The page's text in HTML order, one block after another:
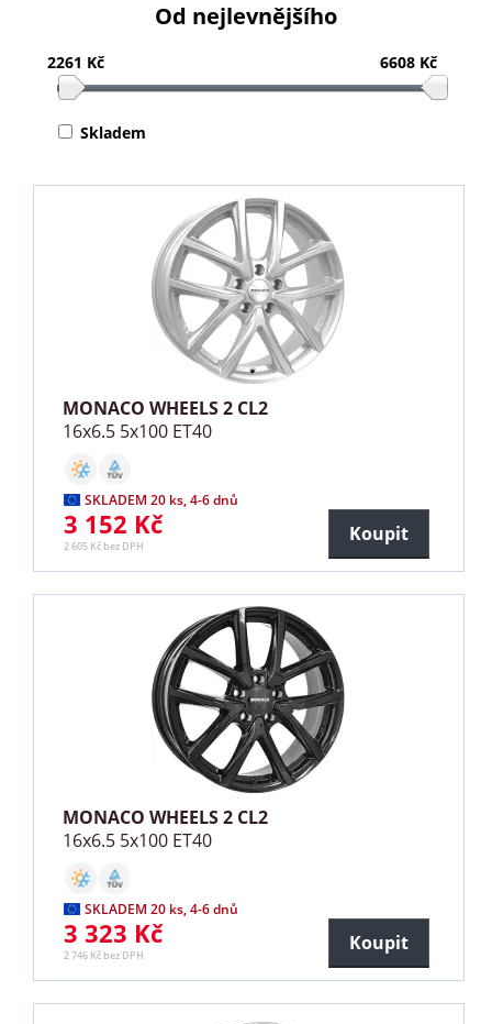
Od nejlevnějšího
2261 Kč 6608 Kč
Skladem
MONACO WHEELS 2 CL2
16x6.5 5x100 ET40
SKLADEM 20 ks, 4-6 dnů
3 152 Kč
2 605 Kč bez DPH
Koupit
MONACO WHEELS 2 CL2
16x6.5 5x100 ET40
SKLADEM 20 ks, 4-6 dnů
3 323 Kč
2 746 Kč bez DPH
Koupit